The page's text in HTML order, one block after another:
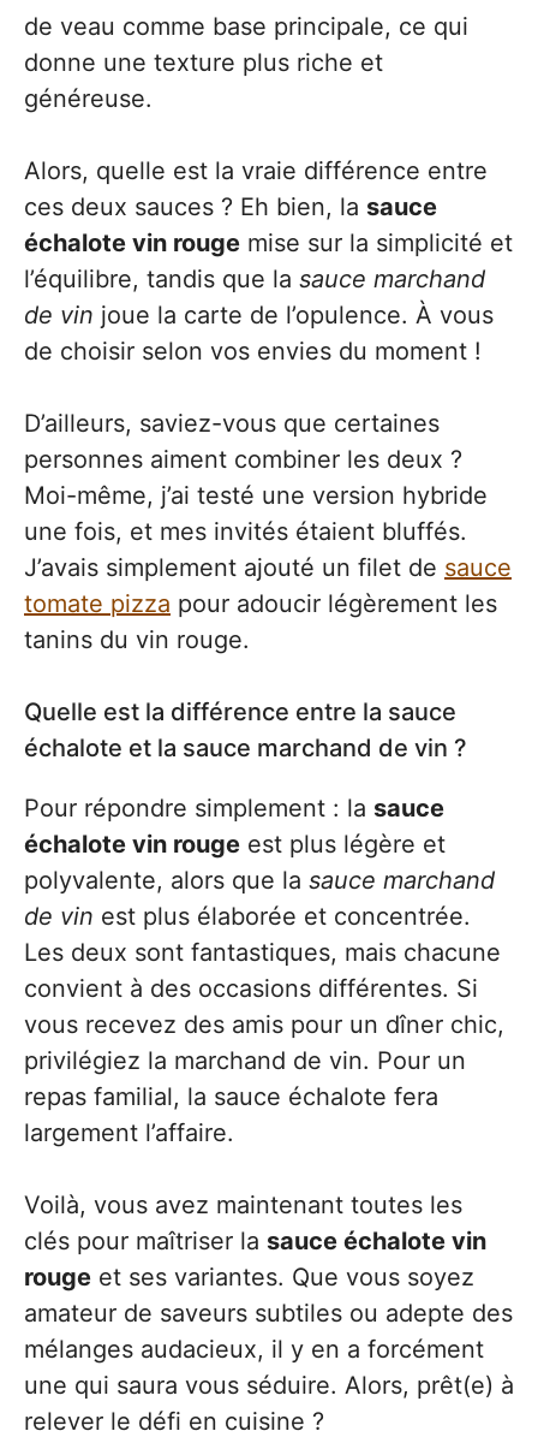
de veau comme base principale, ce qui
donne une texture plus riche et
généreuse.
Alors, quelle est la vraie différence entre
ces deux sauces ? Eh bien, la sauce
échalote vin rouge mise sur la simplicité et
l’équilibre, tandis que la sauce marchand
de vin joue la carte de l’opulence. À vous
de choisir selon vos envies du moment !
D’ailleurs, saviez-vous que certaines
personnes aiment combiner les deux ?
Moi-même, j’ai testé une version hybride
une fois, et mes invités étaient bluffés.
J’avais simplement ajouté un filet de sauce
tomate pizza pour adoucir légèrement les
tanins du vin rouge.
Quelle est la différence entre la sauce
échalote et la sauce marchand de vin ?
Pour répondre simplement : la sauce
échalote vin rouge est plus légère et
polyvalente, alors que la sauce marchand
de vin est plus élaborée et concentrée.
Les deux sont fantastiques, mais chacune
convient à des occasions différentes. Si
vous recevez des amis pour un dîner chic,
privilégiez la marchand de vin. Pour un
repas familial, la sauce échalote fera
largement l’affaire.
Voilà, vous avez maintenant toutes les
clés pour maîtriser la sauce échalote vin
rouge et ses variantes. Que vous soyez
amateur de saveurs subtiles ou adepte des
mélanges audacieux, il y en a forcément
une qui saura vous séduire. Alors, prêt(e) à
relever le défi en cuisine ?